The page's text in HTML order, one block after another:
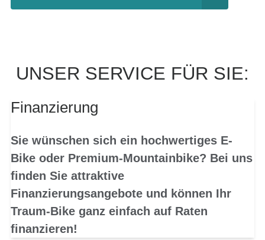
UNSER SERVICE FÜR SIE:
Finanzierung
Sie wünschen sich ein hochwertiges E-
Bike oder Premium-Mountainbike? Bei uns
finden Sie attraktive
Finanzierungsangebote und können Ihr
Traum-Bike ganz einfach auf Raten
finanzieren!